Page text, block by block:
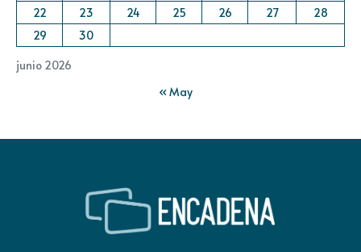
junio 2026
22
23 24 25 26 27
28
29
30
« May